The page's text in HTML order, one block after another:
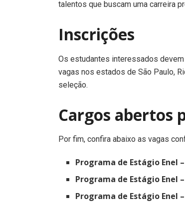
talentos que buscam uma carreira
Inscrições
Os estudantes interessados
vagas nos estados de São Paulo,
seleção.
Cargos abertos
Por fim, confira abaixo as vagas
Programa de Estágio Enel
Programa de Estágio Enel
Programa de Estágio Enel